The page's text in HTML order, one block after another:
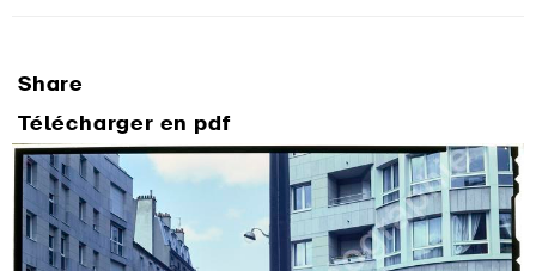
Share
Télécharger en pdf